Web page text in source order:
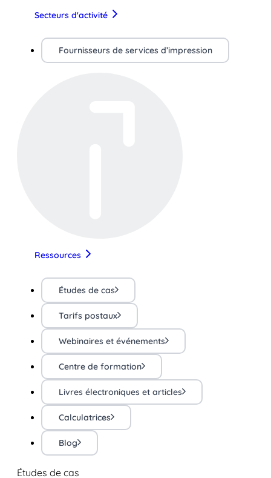
Secteurs d'activité
Fournisseurs de services d’impression
Ressources
Études de cas
Tarifs postaux
Webinaires et événements
Centre de formation
Livres électroniques et articles
Calculatrices
Blog
Études de cas